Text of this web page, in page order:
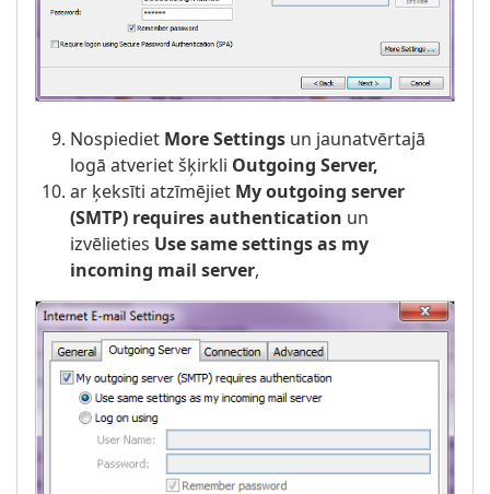
Nospiediet More Settings un jaunatvērtajā
logā atveriet šķirkli Outgoing Server,
ar ķeksīti atzīmējiet My outgoing server
(SMTP) requires authentication un
izvēlieties Use same settings as my
incoming mail server,